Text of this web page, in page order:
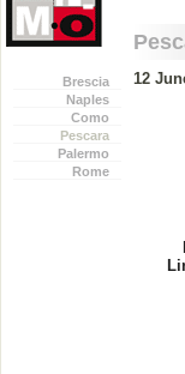
Brescia
Naples
Como
Pescara
Palermo
Rome
12